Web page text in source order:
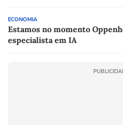
ECONOMIA
Estamos no momento
especialista em IA